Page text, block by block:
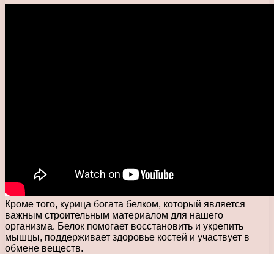
Кроме того, курица богата белком, который является
важным строительным материалом для нашего
организма. Белок помогает восстановить и укрепить
мышцы, поддерживает здоровье костей и участвует в
обмене веществ.